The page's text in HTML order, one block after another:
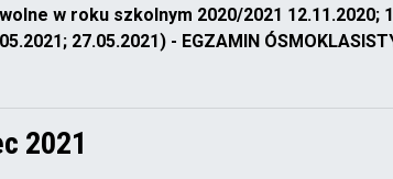
w roku szkolnym 2020/2021 12.11.2020;
27.05.2021) - EGZAMIN
2021